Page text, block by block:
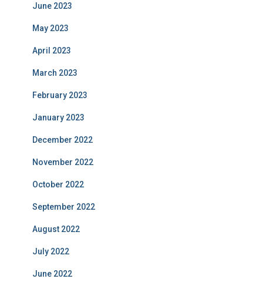
June 2023
May 2023
April 2023
March 2023
February 2023
January 2023
December 2022
November 2022
October 2022
September 2022
August 2022
July 2022
June 2022